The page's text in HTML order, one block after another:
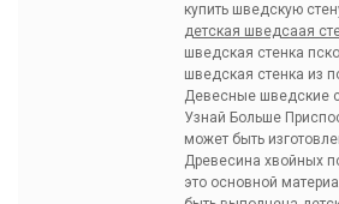
купить шведскую
детская шведсаая
шведская стенка
шведская стенка из
Девесные шведские
Узнай Больше
может быть
Древесина хвойных
это основной